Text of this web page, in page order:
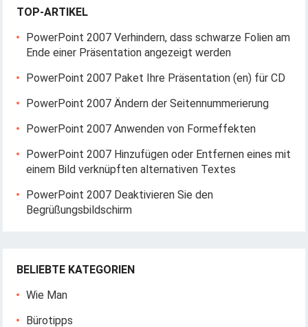
TOP-ARTIKEL
PowerPoint 2007 Verhindern, dass schwarze Folien am
Ende einer Präsentation angezeigt werden
PowerPoint 2007 Paket Ihre Präsentation (en) für CD
PowerPoint 2007 Ändern der Seitennummerierung
PowerPoint 2007 Anwenden von Formeffekten
PowerPoint 2007 Hinzufügen oder Entfernen eines mit
einem Bild verknüpften alternativen Textes
PowerPoint 2007 Deaktivieren Sie den
Begrüßungsbildschirm
BELIEBTE KATEGORIEN
Wie Man
Bürotipps